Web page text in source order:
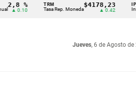
% TRM
Tasa Rep. Moneda
$4178,23
▲ 0.42
IPC
Inflación
Jueves, 6 de Agosto de